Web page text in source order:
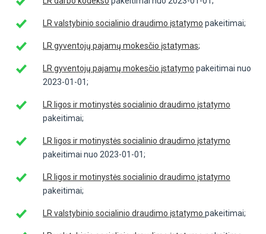
LR valstybinio socialinio draudimo įstatymo pakeitimai;
LR gyventojų pajamų mokesčio įstatymas;
LR gyventojų pajamų mokesčio įstatymo pakeitimai nuo
2023-01-01;
LR ligos ir motinystės socialinio draudimo įstatymo
pakeitimai;
LR ligos ir motinystės socialinio draudimo įstatymo
pakeitimai nuo 2023-01-01;
LR ligos ir motinystės socialinio draudimo įstatymo
pakeitimai;
LR valstybinio socialinio draudimo įstatymo pakeitimai;